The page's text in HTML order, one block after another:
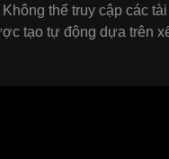
thể truy cập các
tạo tự động dựa trên